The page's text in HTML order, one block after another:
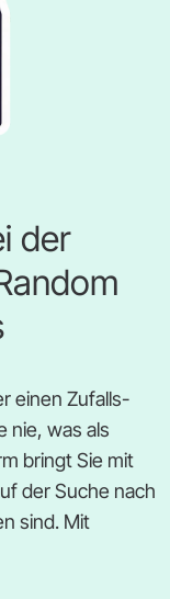
der
einen Zufalls-
nie, was als
bringt Sie mit
der Suche nach
sind. Mit